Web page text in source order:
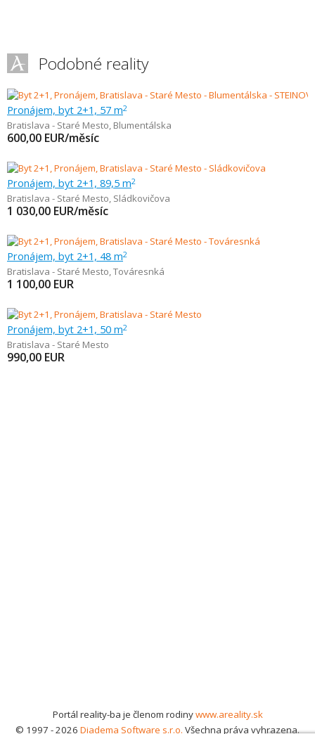
Podobné reality
Pronájem, byt 2+1, 57 m2
Bratislava - Staré Mesto, Blumentálska
600,00 EUR/měsíc
Pronájem, byt 2+1, 89,5 m2
Bratislava - Staré Mesto, Sládkovičova
1 030,00 EUR/měsíc
Pronájem, byt 2+1, 48 m2
Bratislava - Staré Mesto,Továresnká
1 100,00 EUR
Pronájem, byt 2+1, 50 m2
Bratislava - Staré Mesto
990,00 EUR
Portál reality-ba je členom rodinywww.areality.sk
© 1997 - 2026 Diadema Software s.r.o. Všechna práva vyhrazena.